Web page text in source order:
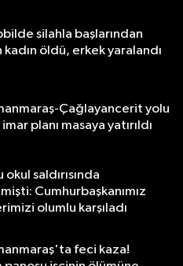
silahla başlarından
kadın öldü, erkek yaralandı
Çağlayancerit yolu
planı masaya yatırıldı
saldırısında
Cumhurbaşkanımız
olumlu karşıladı
feci kaza!